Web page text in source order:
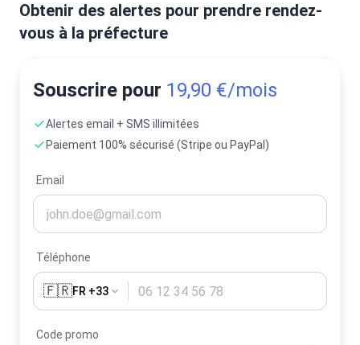
Obtenir des alertes pour prendre rendez-
vous à la préfecture
Souscrire pour 19,90 €/mois
Alertes email + SMS illimitées
Paiement 100% sécurisé (Stripe ou PayPal)
Email
Téléphone
🇫🇷FR +33
Code promo